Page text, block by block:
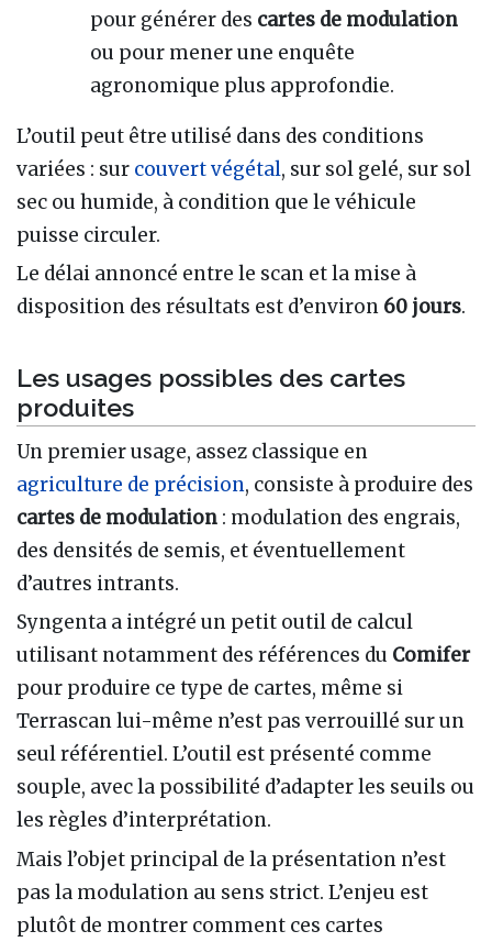
pour générer des cartes de modulation
ou pour mener une enquête
agronomique plus approfondie.
L’outil peut être utilisé dans des conditions
variées : sur couvert végétal, sur sol gelé, sur sol
sec ou humide, à condition que le véhicule
puisse circuler.
Le délai annoncé entre le scan et la mise à
disposition des résultats est d’environ 60 jours.
Les usages possibles des cartes
produites
Un premier usage, assez classique en
agriculture de précision, consiste à produire des
cartes de modulation : modulation des engrais,
des densités de semis, et éventuellement
d’autres intrants.
Syngenta a intégré un petit outil de calcul
utilisant notamment des références du Comifer
pour produire ce type de cartes, même si
Terrascan lui-même n’est pas verrouillé sur un
seul référentiel. L’outil est présenté comme
souple, avec la possibilité d’adapter les seuils ou
les règles d’interprétation.
Mais l’objet principal de la présentation n’est
pas la modulation au sens strict. L’enjeu est
plutôt de montrer comment ces cartes